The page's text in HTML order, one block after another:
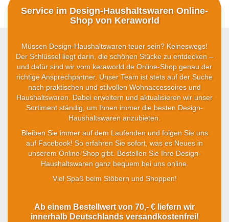
Service im Design-Haushaltswaren Online-
Shop von Keraworld
Müssen Design-Haushaltswaren teuer sein? Keineswegs!
Der Schlüssel liegt darin, die schönen Stücke zu entdecken –
und dafür sind wir vom keraworld.de Online-Shop genau der
richtige Ansprechpartner. Unser Team ist stets auf der Suche
nach praktischen und stilvollen Wohnaccessoires und
Haushaltswaren. Dabei erweitern und aktualisieren wir unser
Sortiment ständig, um Ihnen immer die besten Design-
Haushaltswaren anzubieten.
Bleiben Sie immer auf dem Laufenden und folgen Sie uns
auf Facebook! So erfahren Sie sofort, was es Neues in
unserem Online-Shop gibt. Bestellen Sie Ihre Design-
Haushaltswaren ganz bequem bei uns online.
Viel Spaß beim Stöbern und Shoppen!
Ab einem Bestellwert von 70,- € liefern wir
innerhalb Deutschlands versandkostenfrei!